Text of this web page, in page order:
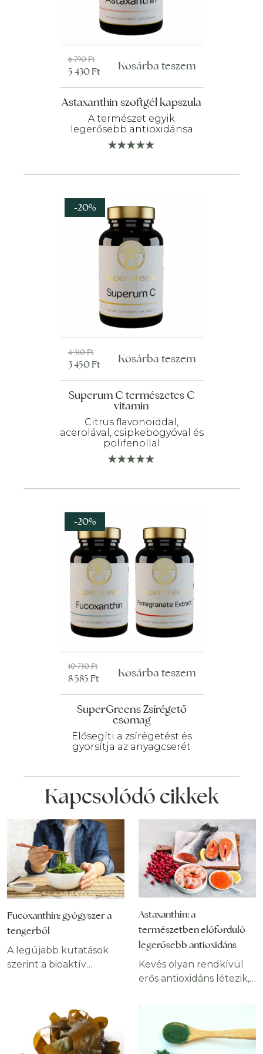
Astaxanthin szoftgél kapszula
A természet egyik
legerősebb antioxidánsa
6 790Ft
Original
price
was:
6
790 Ft.
5 430Ft
Current
price
is:
5
430 Ft.
Kosárba teszem
-20%
Superum C természetes C
vitamin
Citrus flavonoiddal,
acerolával, csipkebogyóval és
polifenollal
4 310Ft
Original
price
was:
4
3 450Ft
Current
price
is:
3
Kosárba teszem
-20%
SuperGreens Zsírégető
csomag
Elősegíti a zsírégetést és
gyorsítja az anyagcserét
10 730Ft
Original
price
was:
8 585 Ft
Current
price
is:
Kosárba teszem
Kapcsolódó cikkek
Fucoxanthin: gyógyszer a
tengerből
A legújabb kutatások
szerint a bioaktív
támogat a szervezetben.
antioxidánsként
alkalmas lehet a
Astaxanthin: a
természetben előforduló
legerősebb antioxidáns
Kevés olyan rendkívül
erős antioxidáns létezik,
természetes eredetű
vegyület az óceán
mélyéről származik, és
számos betegség